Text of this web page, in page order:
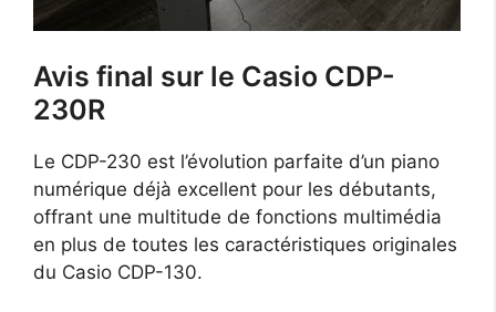
Avis final sur le Casio CDP-
230R
Le CDP-230 est l’évolution parfaite d’un piano
numérique déjà excellent pour les débutants,
offrant une multitude de fonctions multimédia
en plus de toutes les caractéristiques originales
du Casio CDP-130.